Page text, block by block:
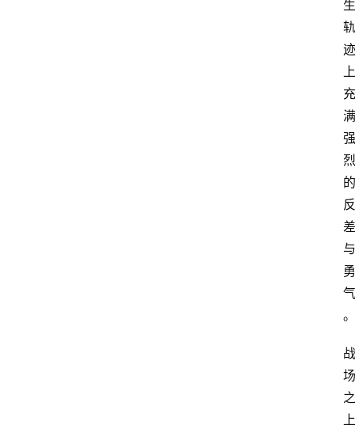
生
轨
迹
上
充
满
强
烈
的
反
差
与
勇
气
。
战
场
之
上